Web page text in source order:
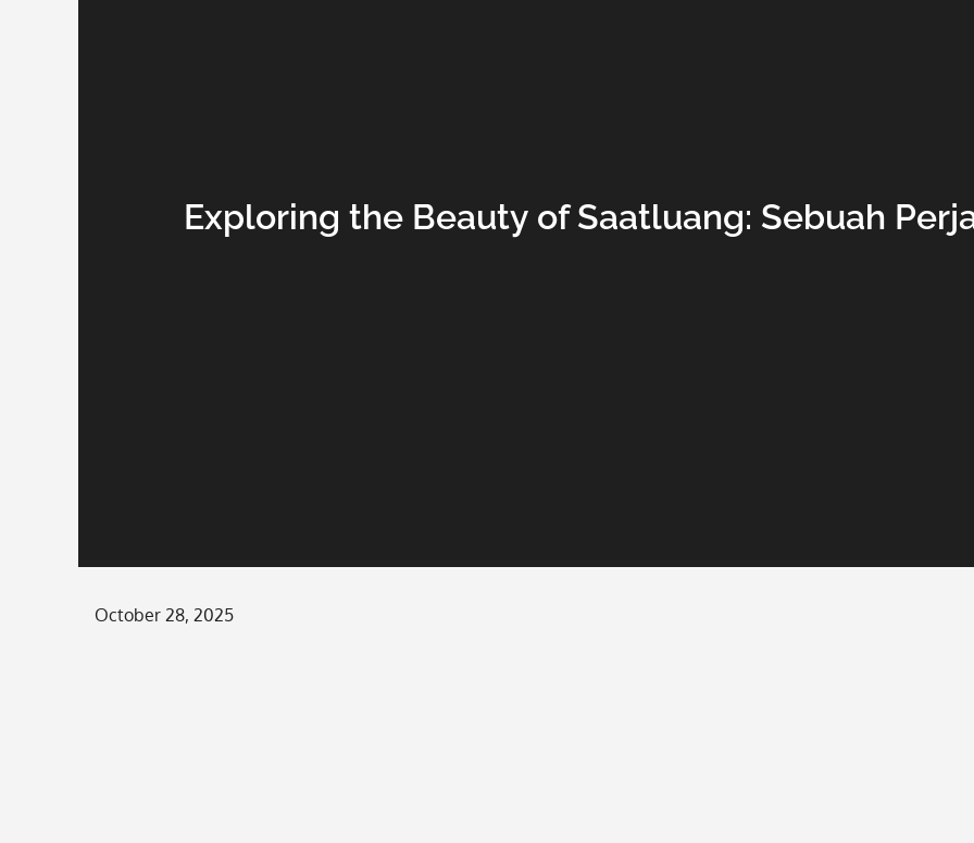
Exploring the Beauty of Saatluang: Sebuah
Posted
October 28, 2025